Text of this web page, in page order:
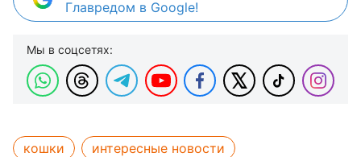
Главредом в Google!
Мы в соцсетях:
кошки интересные новости